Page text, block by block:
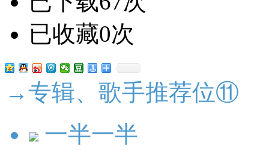
已收藏0次
→专辑、歌手推荐位⑪
一半一半